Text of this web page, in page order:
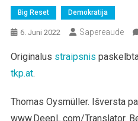
Big Reset Demokratija
6. Juni 2022 Sapereaude
Originalus straipsnis
tkp.at.
Thomas Oysmüller. Išversta
www.DeepL.com/Translator.